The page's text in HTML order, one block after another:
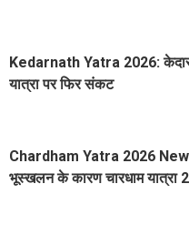
Kedarnath Yatra 2026:
यात्रा पर फिर संकट
Chardham Yatra 2026
भूस्खलन के कारण चारधाम यात्रा